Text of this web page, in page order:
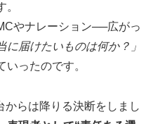
やナレーション──広がっ
に届けたいものは何か？」
ったのです。
らは降りる決断をしまし